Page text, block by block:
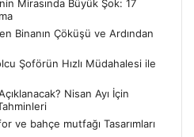
Mirasında Büyük Şok: 17
Binanın Çöküşü ve Ardından
Şoförün Hızlı Müdahalesi ile
Nisan Ayı İçin
ve bahçe mutfağı Tasarımları